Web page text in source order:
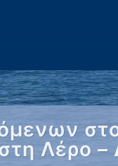
Λέρο –